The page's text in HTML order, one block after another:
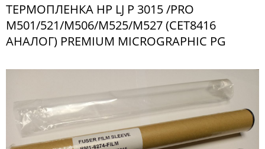
ТЕРМОПЛЕНКА HP LJ P 3015 /PRO
M501/521/M506/M525/M527 (CET8416
АНАЛОГ) PREMIUM MICROGRAPHIC PG